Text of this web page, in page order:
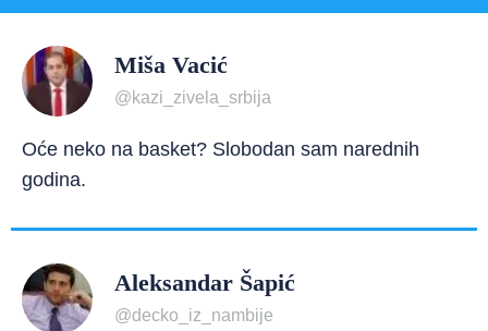
Miša Vacić
@kazi_zivela_srbija
Oće neko na basket? Slobodan sam narednih
godina.
Aleksandar Šapić
@decko_iz_nambije